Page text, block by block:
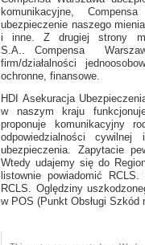
komunikacyjne,
ubezpieczenie naszego
i inne. Z drugiej strony
S.A.. Compensa
firm/działalności
ochronne, finansowe.
HDI Asekuracja
w naszym kraju
proponuje komunikacyjny
odpowiedzialności
ubezpieczenia. Zapytacie
Wtedy udajemy się do
listownie powiadomić
RCLS. Oględziny
w POS (Punkt Obsługi Szkód